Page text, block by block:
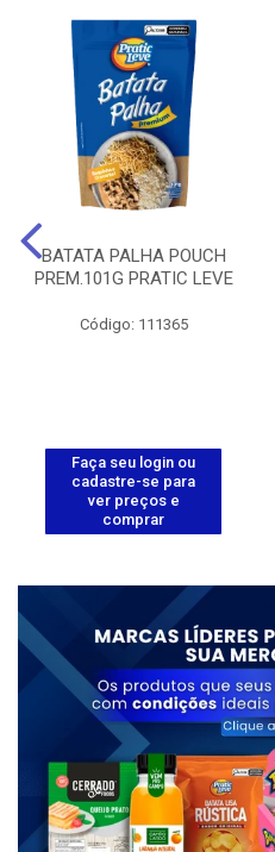
BATATA PALHA POUCH
PREM.101G PRATIC LEVE
Código: 111365
Faça seu login ou
cadastre-se para
ver preços e
comprar